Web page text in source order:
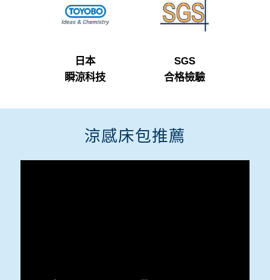
日本
瞬涼科技
SGS
合格檢驗
涼感床包推薦